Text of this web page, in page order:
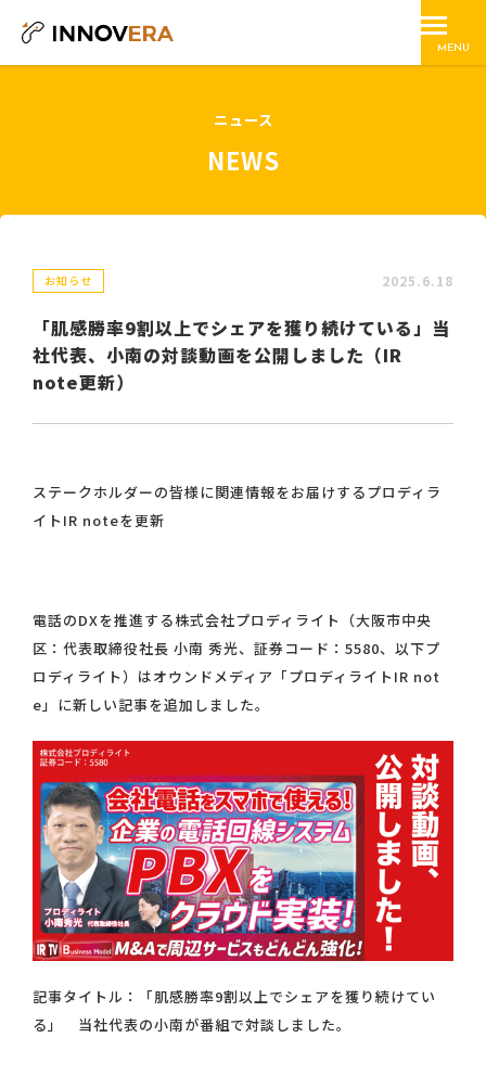
MENU
ニュース
NEWS
お知らせ 2025.6.18
「肌感勝率9割以上でシェアを獲り続けている」当
社代表、小南の対談動画を公開しました（IR
note更新）
ステークホルダーの皆様に関連情報をお届けするプロディラ
イトIR noteを更新
電話のDXを推進する株式会社プロディライト（大阪市中央
区：代表取締役社長 小南 秀光、証券コード：5580、以下プ
ロディライト）はオウンドメディア「プロディライトIR not
e」に新しい記事を追加しました。
記事タイトル：「肌感勝率9割以上でシェアを獲り続けてい
る」 当社代表の小南が番組で対談しました。